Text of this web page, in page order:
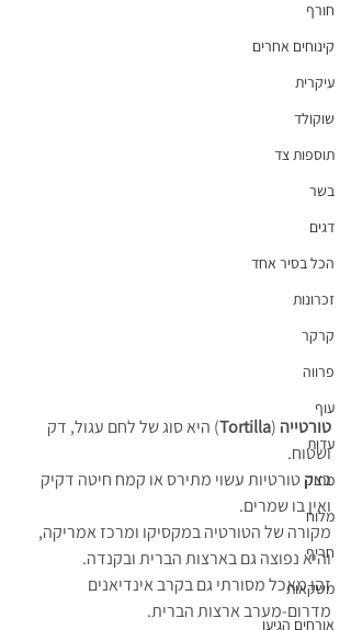
חורף
קינוחים אחרים
עיקרית
שוקולד
תוספות צד
בשר
דגים
הכל בסיר אחד
זכרונות
קרקר
פרווה
עוף
עדות
מתוק
מלוח
חריף
משקאות
אורחים הגיעו
טורטייה (
Tortilla) היא סוג של לחם עגול, דק
ושטוח.
בצק טורטיות עשוי מתירס או קמח חיטה דקיק
ואין בו שמרים.
מקורה של הטורטיה במקסיקו ומרכז אמריקה,
והיא נפוצה גם בארצות הברית ובקנדה.
זהו מאכל מסורתי גם בקרב אינדיאנים
מדרום-מערב ארצות הברית.